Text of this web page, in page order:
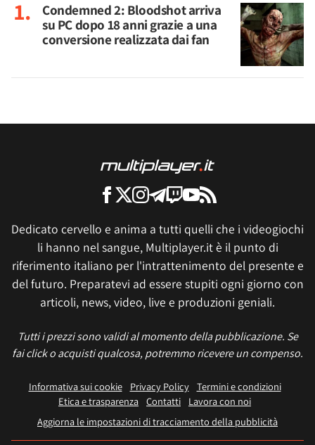
Condemned 2: Bloodshot arriva
su PC dopo 18 anni grazie a una
conversione realizzata dai fan
Dedicato cervello e anima a tutti quelli che i videogiochi
li hanno nel sangue, Multiplayer.it è il punto di
riferimento italiano per l'intrattenimento del presente e
del futuro. Preparatevi ad essere stupiti ogni giorno con
articoli, news, video, live e produzioni geniali.
Tutti i prezzi sono validi al momento della pubblicazione. Se
fai click o acquisti qualcosa, potremmo ricevere un compenso.
Informativa sui cookie Privacy Policy
Termini e condizioni
Etica e trasparenza Contatti
Lavora con noi
Aggiorna le impostazioni di tracciamento della pubblicità